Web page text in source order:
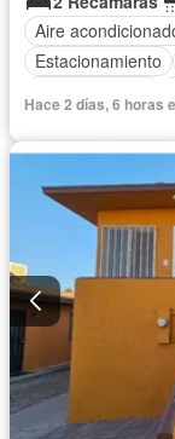
Aire
Estacionamiento
Hace 2 días, 6 horas